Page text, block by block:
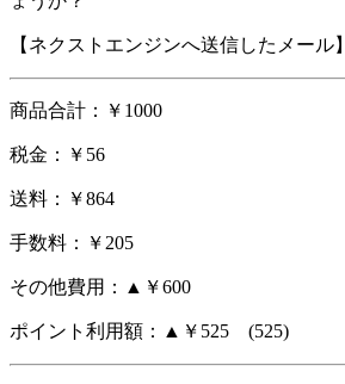
【ネクストエンジンへ送信したメール】
商品合計：￥1000
税金：￥56
送料：￥864
手数料：￥205
その他費用：▲￥600
ポイント利用額：▲￥525 (525)